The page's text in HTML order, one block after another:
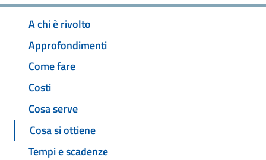
A chi è rivolto
Approfondimenti
Come fare
Costi
Cosa serve
Cosa si ottiene
Tempi e scadenze